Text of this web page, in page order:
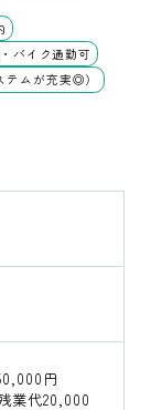
バイク通勤可
テムが充実◎）
円
業代20,000